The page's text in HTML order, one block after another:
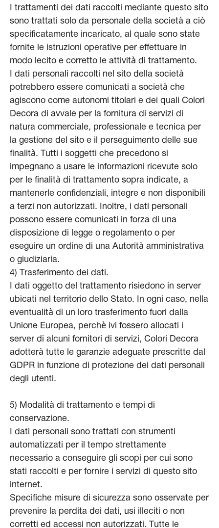
I trattamenti dei dati raccolti mediante questo sito
sono trattati solo da personale della società a ciò
specificatamente incaricato, al quale sono state
fornite le istruzioni operative per effettuare in
modo lecito e corretto le attività di trattamento.
I dati personali raccolti nel sito della società
potrebbero essere comunicati a società che
agiscono come autonomi titolari e dei quali Colori
Decora di avvale per la fornitura di servizi di
natura commerciale, professionale e tecnica per
la gestione del sito e il perseguimento delle sue
finalità. Tutti i soggetti che precedono si
impegnano a usare le informazioni ricevute solo
per le finalità di trattamento sopra indicate, a
mantenerle confidenziali, integre e non disponibili
a terzi non autorizzati. Inoltre, i dati personali
possono essere comunicati in forza di una
disposizione di legge o regolamento o per
eseguire un ordine di una Autorità amministrativa
o giudiziaria.
4) Trasferimento dei dati.
I dati oggetto del trattamento risiedono in server
ubicati nel territorio dello Stato. In ogni caso, nella
eventualità di un loro trasferimento fuori dalla
Unione Europea, perchè ivi fossero allocati i
server di alcuni fornitori di servizi, Colori Decora
adotterà tutte le garanzie adeguate prescritte dal
GDPR in funzione di protezione dei dati personali
degli utenti.
5) Modalità di trattamento e tempi di
conservazione.
I dati personali sono trattati con strumenti
automatizzati per il tempo strettamente
necessario a conseguire gli scopi per cui sono
stati raccolti e per fornire i servizi di questo sito
internet.
Specifiche misure di sicurezza sono osservate per
prevenire la perdita dei dati, usi illeciti o non
corretti ed accessi non autorizzati. Tutte le